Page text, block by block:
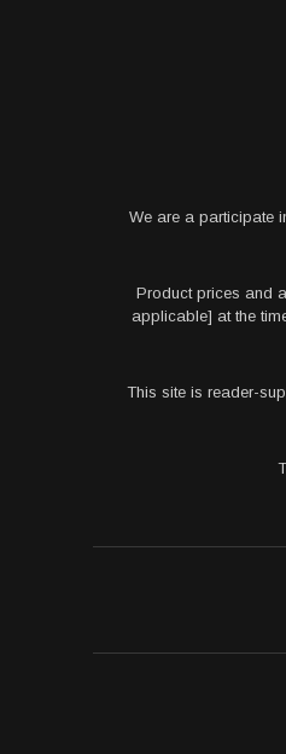
We are a participate
Product prices and
applicable] at the
This site is reader-